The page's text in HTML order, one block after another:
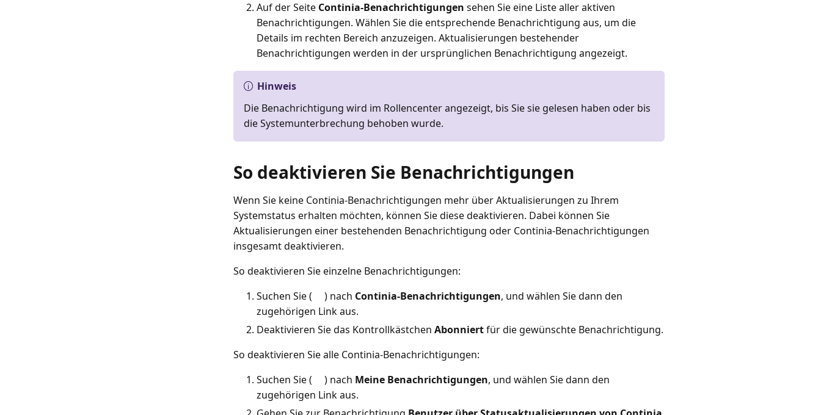
Auf der Seite Continia-Benachrichtigungen sehen Sie eine Liste aller aktiven
Benachrichtigungen. Wählen Sie die entsprechende Benachrichtigung aus, um die
Details im rechten Bereich anzuzeigen. Aktualisierungen bestehender
Benachrichtigungen werden in der ursprünglichen Benachrichtigung angezeigt.
Hinweis
Die Benachrichtigung wird im Rollencenter angezeigt, bis Sie sie gelesen haben oder bis
die Systemunterbrechung behoben wurde.
So deaktivieren Sie Benachrichtigungen
Wenn Sie keine Continia-Benachrichtigungen mehr über Aktualisierungen zu Ihrem
Systemstatus erhalten möchten, können Sie diese deaktivieren. Dabei können Sie
Aktualisierungen einer bestehenden Benachrichtigung oder Continia-Benachrichtigungen
insgesamt deaktivieren.
So deaktivieren Sie einzelne Benachrichtigungen:
Suchen Sie (
) nach Continia-Benachrichtigungen, und wählen Sie dann den
zugehörigen Link aus.
Deaktivieren Sie das Kontrollkästchen Abonniertfür die gewünschte Benachrichtigung.
So deaktivieren Sie alle Continia-Benachrichtigungen:
Suchen Sie (
) nach Meine Benachrichtigungen, und wählen Sie dann den
zugehörigen Link aus.